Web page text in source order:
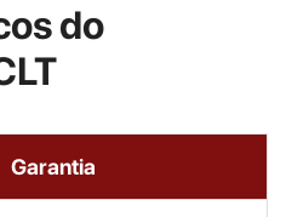
do
Garantia